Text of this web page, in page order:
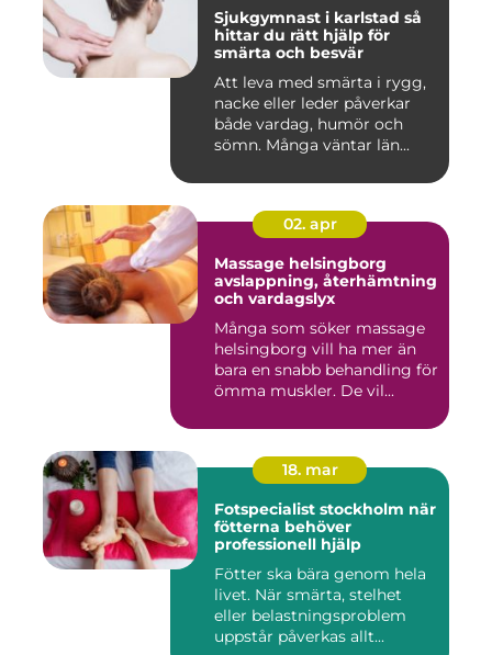
Sjukgymnast i karlstad så
hittar du rätt hjälp för
smärta och besvär
Att leva med smärta i rygg,
nacke eller leder påverkar
både vardag, humör och
sömn. Många väntar län...
02. apr
Massage helsingborg
avslappning, återhämtning
och vardagslyx
Många som söker massage
helsingborg vill ha mer än
bara en snabb behandling för
ömma muskler. De vil...
18. mar
Fotspecialist stockholm när
fötterna behöver
professionell hjälp
Fötter ska bära genom hela
livet. När smärta, stelhet
eller belastningsproblem
uppstår påverkas allt...